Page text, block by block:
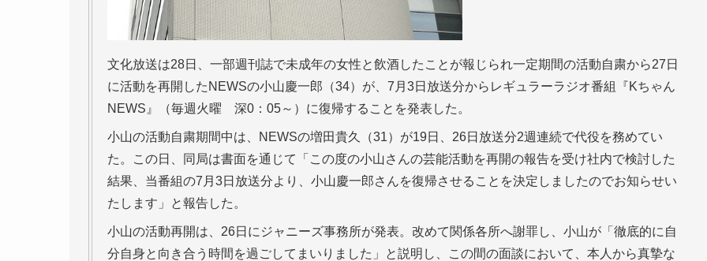
文化放送は28日、一部週刊誌で未成年の女性と飲酒したことが報じられ一定期間の活動自粛から27日
に活動を再開したNEWSの小山慶一郎（34）が、7月3日放送分からレギュラーラジオ番組『Kちゃん
NEWS』（毎週火曜 深0：05～）に復帰することを発表した。
小山の活動自粛期間中は、NEWSの増田貴久（31）が19日、26日放送分2週連続で代役を務めてい
た。この日、同局は書面を通じて「この度の小山さんの芸能活動を再開の報告を受け社内で検討した
結果、当番組の7月3日放送分より、小山慶一郎さんを復帰させることを決定しましたのでお知らせい
たします」と報告した。
小山の活動再開は、26日にジャニーズ事務所が発表。改めて関係各所へ謝罪し、小山が「徹底的に自
分自身と向き合う時間を過ごしてまいりました」と説明し、この間の面談において、本人から真摯な